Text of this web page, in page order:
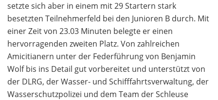
setzte sich aber in einem mit 29 Startern stark
besetzten Teilnehmerfeld bei den Junioren B durch. Mit
einer Zeit von 23.03 Minuten belegte er einen
hervorragenden zweiten Platz. Von zahlreichen
Amicitianern unter der Federführung von Benjamin
Wolf bis ins Detail gut vorbereitet und unterstützt von
der DLRG, der Wasser- und Schifffahrtsverwaltung, der
Wasserschutzpolizei und dem Team der Schleuse